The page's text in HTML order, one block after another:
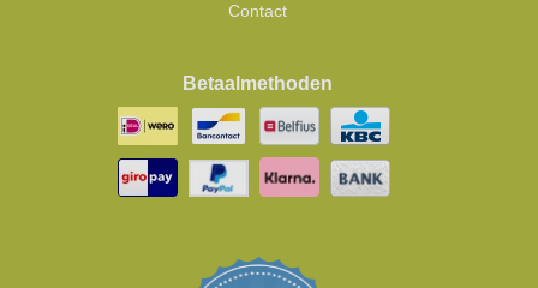
Contact
Betaalmethoden